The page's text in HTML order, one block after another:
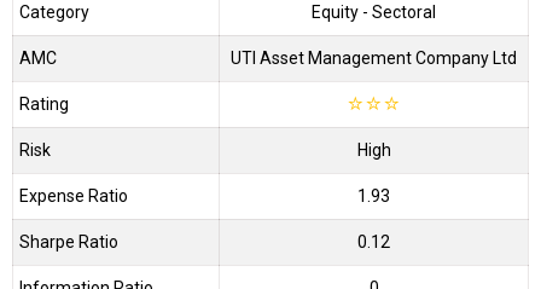
Category Equity - Sectoral
AMC UTI Asset Management Company Ltd
Rating ☆☆☆
Risk High
Expense Ratio 1.93
Sharpe Ratio 0.12